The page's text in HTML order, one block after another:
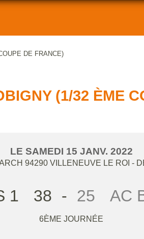
DE FRANCE)
(1/32 ÈME
LE SAMEDI 15 JANV. 2022
94290 VILLENEUVE LE ROI -
1 38 - 25 AC
6ÈME JOURNÉE